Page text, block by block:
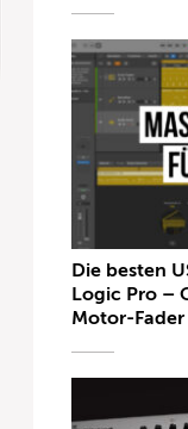
Die besten
Logic Pro –
Motor-Fader